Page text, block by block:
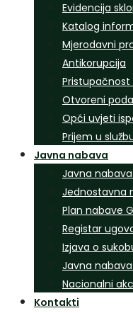
Evidencija
Katalog
Mjerodavni
Antikorupcija
Otvoreni
Opći uvjeti
Prijem u
Javna nabava
Javna
Jednostavna
Plan nabave
Registar
Izjava o
Javna
Nacionalni
Kontakti